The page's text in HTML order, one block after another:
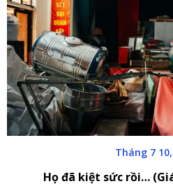
Tháng 7
Họ đã kiệt sức rồi…